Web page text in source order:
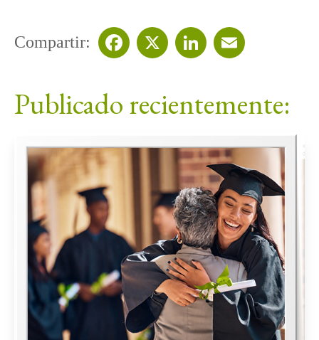
Compartir:
Publicado recientemente: